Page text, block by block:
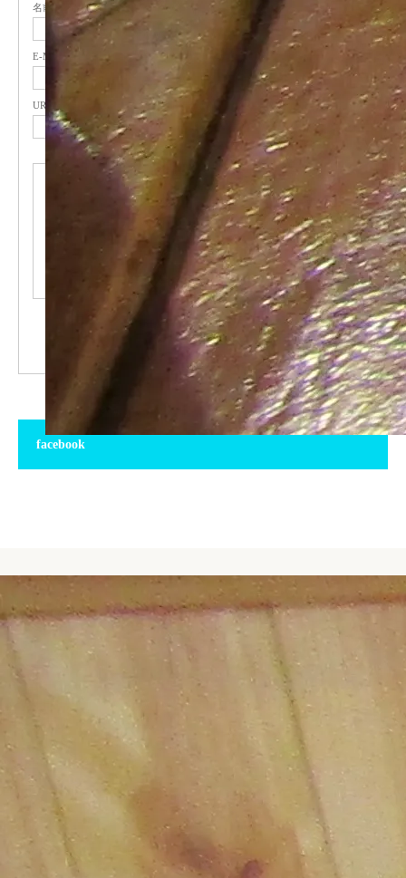
名前 ( 必須 )
E-MAIL ( 必須 ) - 公開されません -
URL
facebook